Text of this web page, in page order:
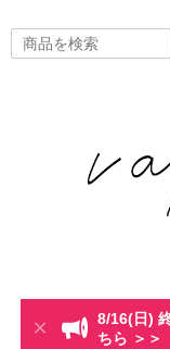
8/16(日)
ちら ＞＞